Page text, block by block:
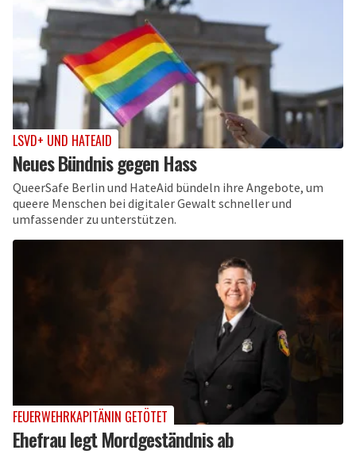
LSVD+ UND HATEAID
Neues Bündnis gegen Hass
QueerSafe Berlin und HateAid bündeln ihre Angebote, um
queere Menschen bei digitaler Gewalt schneller und
umfassender zu unterstützen.
FEUERWEHRKAPITÄNIN GETÖTET
Ehefrau legt Mordgeständnis ab